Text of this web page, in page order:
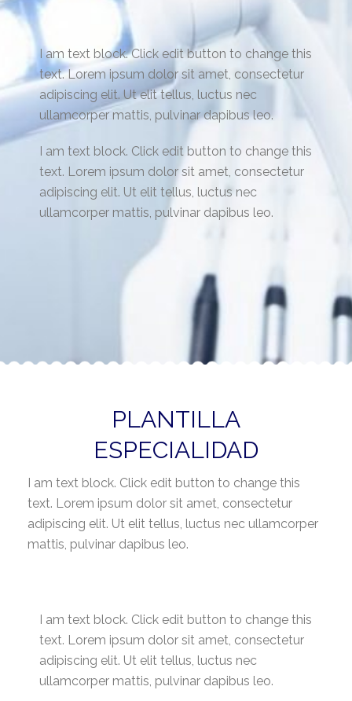
I am text block. Click edit button to change this
text. Lorem ipsum dolor sit amet, consectetur
adipiscing elit. Ut elit tellus, luctus nec
ullamcorper mattis, pulvinar dapibus leo.
I am text block. Click edit button to change this
text. Lorem ipsum dolor sit amet, consectetur
adipiscing elit. Ut elit tellus, luctus nec
ullamcorper mattis, pulvinar dapibus leo.
PLANTILLA
ESPECIALIDAD
I am text block. Click edit button to change this
text. Lorem ipsum dolor sit amet, consectetur
adipiscing elit. Ut elit tellus, luctus nec ullamcorper
mattis, pulvinar dapibus leo.
I am text block. Click edit button to change this
text. Lorem ipsum dolor sit amet, consectetur
adipiscing elit. Ut elit tellus, luctus nec
ullamcorper mattis, pulvinar dapibus leo.